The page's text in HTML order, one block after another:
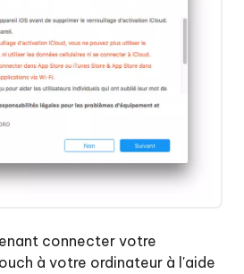
connecter votre
à votre ordinateur à l'aide